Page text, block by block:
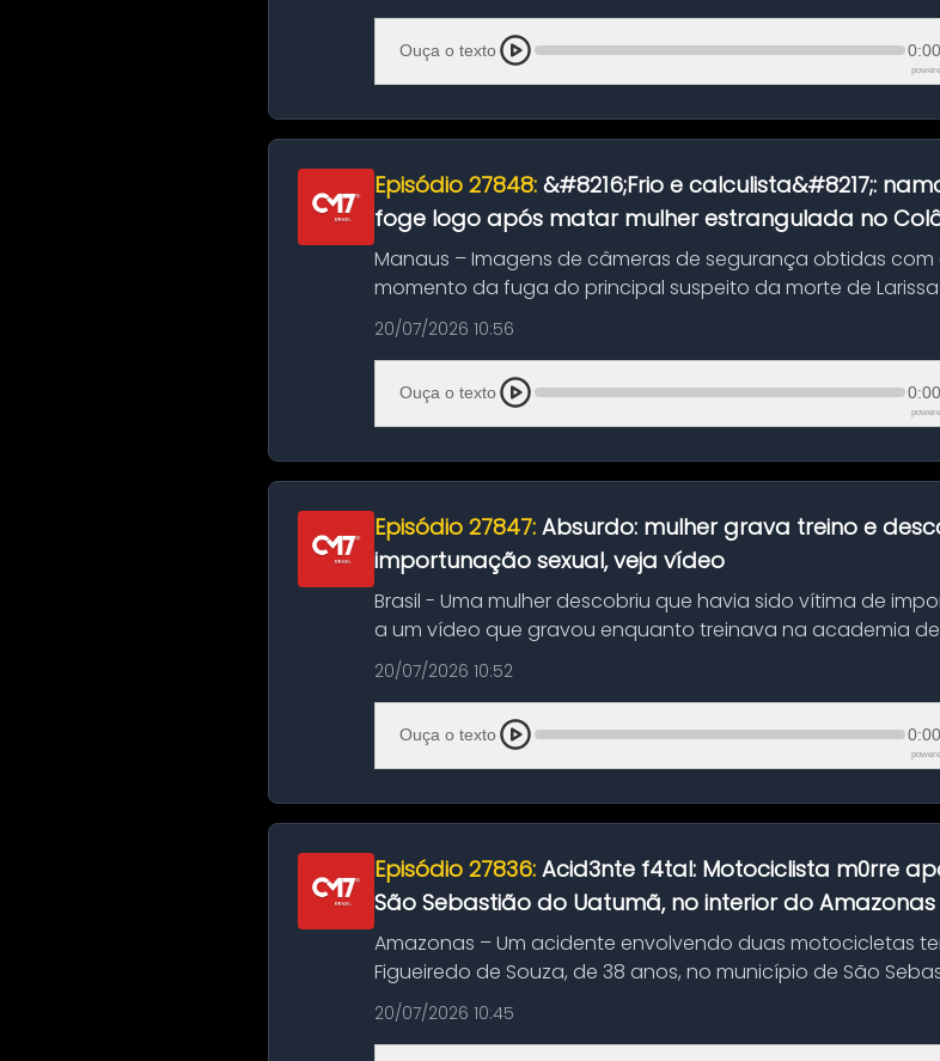
Ouça o texto 0:00
Episódio 27848: &#8216;Frio e calculista&#8217;:
foge logo após matar mulher estrangulada no
Manaus – Imagens de câmeras de segurança obtidas
momento da fuga do principal suspeito da morte de
noite deste último d...
20/07/2026 10:56
Ouça o texto 0:00
Episódio 27847: Absurdo: mulher grava treino e
importunação sexual, veja vídeo
Brasil - Uma mulher descobriu que havia sido vítima de
a um vídeo que gravou enquanto treinava na academia
na Bahia. O c...
20/07/2026 10:52
Ouça o texto 0:00
Episódio 27836: Acid3nte f4tal: Motociclista m0rre
São Sebastião do Uatumã, no interior do Amazonas
Amazonas – Um acidente envolvendo duas motocicletas
Figueiredo de Souza, de 38 anos, no município de São
Amazonas. A colisão ocorreu n...
20/07/2026 10:45